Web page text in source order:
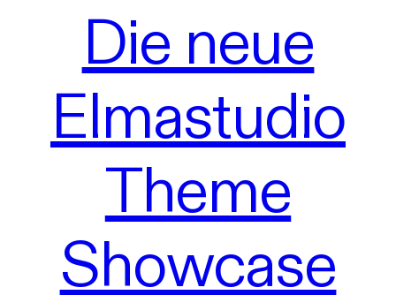
Die neue
Elmastudio
Theme
Showcase